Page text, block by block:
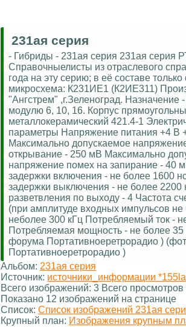
231ая серия
- Гибриды - 231ая серия 231ая серия
Справочныелисты из отраслевого
года на эту серию; в её составе только
микросхема: К231ИЕ1 (К2ИЕ311)
"Ангстрем" ,г.Зеленоград. Назначение -
модулю 6, 10, 16. Корпус
металлокерамический 421.4-1
параметры Напряжение питания +4 В
Максимально допускаемое
открывание - 250 мВ Максимально
напряжение помех на запирание - 40
задержки включения - не более 1600
задержки выключения - не более
разветвления по выходу - 4 Частота
(при амплитуде входных импульсов
неболее 300 кГц Потребляемый ток -
Потребляемая мощность - не более
форума Портативноеретрорадио )
Портативноеретрорадио )
Альбом: 231ая серия
Источник: источники_информации
Всего изображений: 3 Всего
Показано 12 изображений на странице
Список: Список изображений 231ая
Крупный план: Изображения крупным